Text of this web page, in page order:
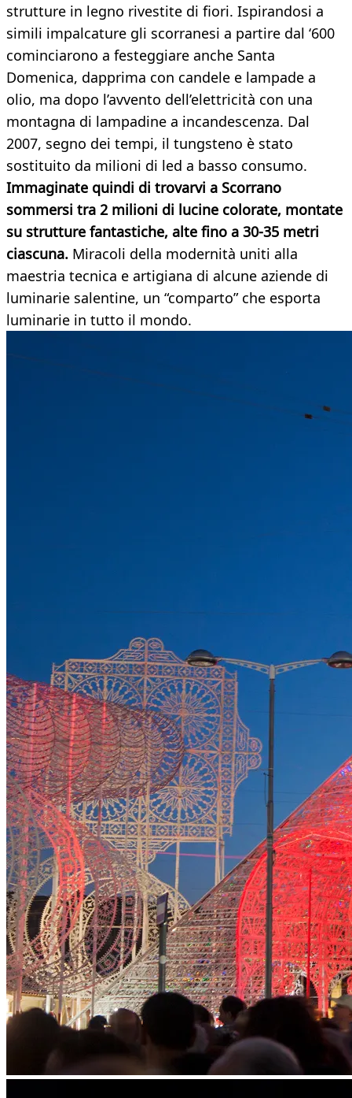
strutture in legno rivestite di fiori. Ispirandosi a
simili impalcature gli scorranesi a partire dal ‘600
cominciarono a festeggiare anche Santa
Domenica, dapprima con candele e lampade a
olio, ma dopo l’avvento dell’elettricità con una
montagna di lampadine a incandescenza. Dal
2007, segno dei tempi, il tungsteno è stato
sostituito da milioni di led a basso consumo.
Immaginate quindi di trovarvi a Scorrano
sommersi tra 2 milioni di lucine colorate, montate
su strutture fantastiche, alte fino a 30-35 metri
ciascuna. Miracoli della modernità uniti alla
maestria tecnica e artigiana di alcune aziende di
luminarie salentine, un “comparto” che esporta
luminarie in tutto il mondo.